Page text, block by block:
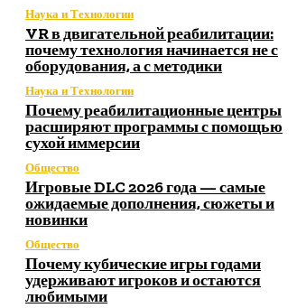
Наука и Технологии
VR в двигательной реабилитации:
почему технология начинается не с
оборудования, а с методики
Наука и Технологии
Почему реабилитационные центры
расширяют программы с помощью
сухой иммерсии
Общество
Игровые DLC 2026 года — самые
ожидаемые дополнения, сюжеты и
новинки
Общество
Почему кубические игры годами
удерживают игроков и остаются
любимыми